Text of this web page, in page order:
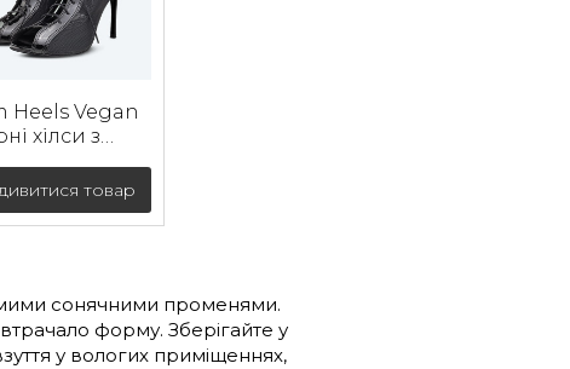
Heels Vegan
хілси з
(9 см)
товар
сонячними променями.
форму. Зберігайте у
у вологих приміщеннях,